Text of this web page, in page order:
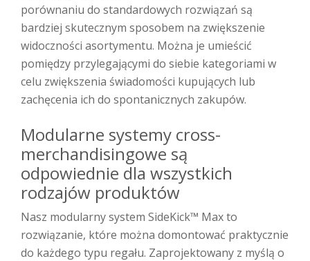
porównaniu do standardowych rozwiązań są
bardziej skutecznym sposobem na zwiększenie
widoczności asortymentu. Można je umieścić
pomiędzy przylegającymi do siebie kategoriami w
celu zwiększenia świadomości kupujących lub
zachęcenia ich do spontanicznych zakupów.
Modularne systemy cross-
merchandisingowe są
odpowiednie dla wszystkich
rodzajów produktów
Nasz modularny system SideKick™ Max to
rozwiązanie, które można domontować praktycznie
do każdego typu regału. Zaprojektowany z myślą o